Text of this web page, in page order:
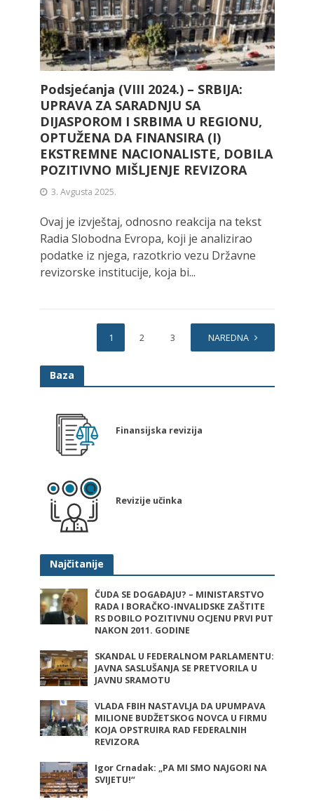
Podsjećanja (VIII 2024.) – SRBIJA:
UPRAVA ZA SARADNJU SA
DIJASPOROM I SRBIMA U REGIONU,
OPTUŽENA DA FINANSIRA (I)
EKSTREMNE NACIONALISTE, DOBILA
POZITIVNO MIŠLJENJE REVIZORA
3. Avgusta 2025.
Ovaj je izvještaj, odnosno reakcija na tekst
Radia Slobodna Evropa, koji je analizirao
podatke iz njega, razotkrio vezu Državne
revizorske institucije, koja bi...
1 2 3 NAREDNA
Baza
Finansijska revizija
Revizije učinka
Najčitanije
ČUDA SE DOGAĐAJU? – MINISTARSTVO
RADA I BORAČKO-INVALIDSKE ZAŠTITE
RS DOBILO POZITIVNU OCJENU PRVI PUT
NAKON 2011. GODINE
SKANDAL U FEDERALNOM PARLAMENTU:
JAVNA SASLUŠANJA SE PRETVORILA U
JAVNU SRAMOTU
VLADA FBIH NASTAVLJA DA UPUMPAVA
MILIONE BUDŽETSKOG NOVCA U FIRMU
KOJA OPSTRUIRA RAD FEDERALNIH
REVIZORA
Igor Crnadak: „PA MI SMO NAJGORI NA
SVIJETU!“